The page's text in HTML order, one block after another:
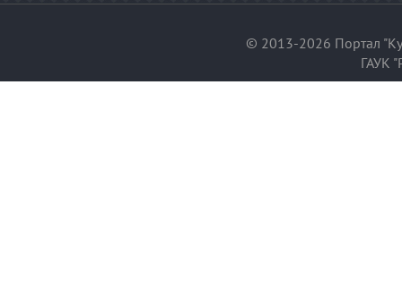
© 2013-2026 Портал
ГАУК